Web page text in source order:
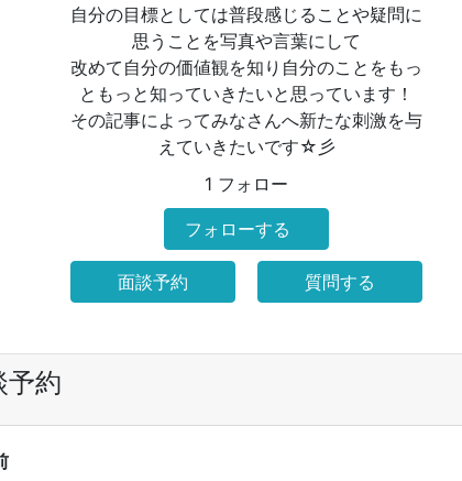
自分の目標としては普段感じることや疑問に
思うことを写真や言葉にして
改めて自分の価値観を知り自分のことをもっ
ともっと知っていきたいと思っています！
その記事によってみなさんへ新たな刺激を与
えていきたいです☆彡
1 フォロー
フォローする
面談予約 質問する
予約